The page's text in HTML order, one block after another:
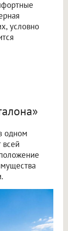
условно
одном